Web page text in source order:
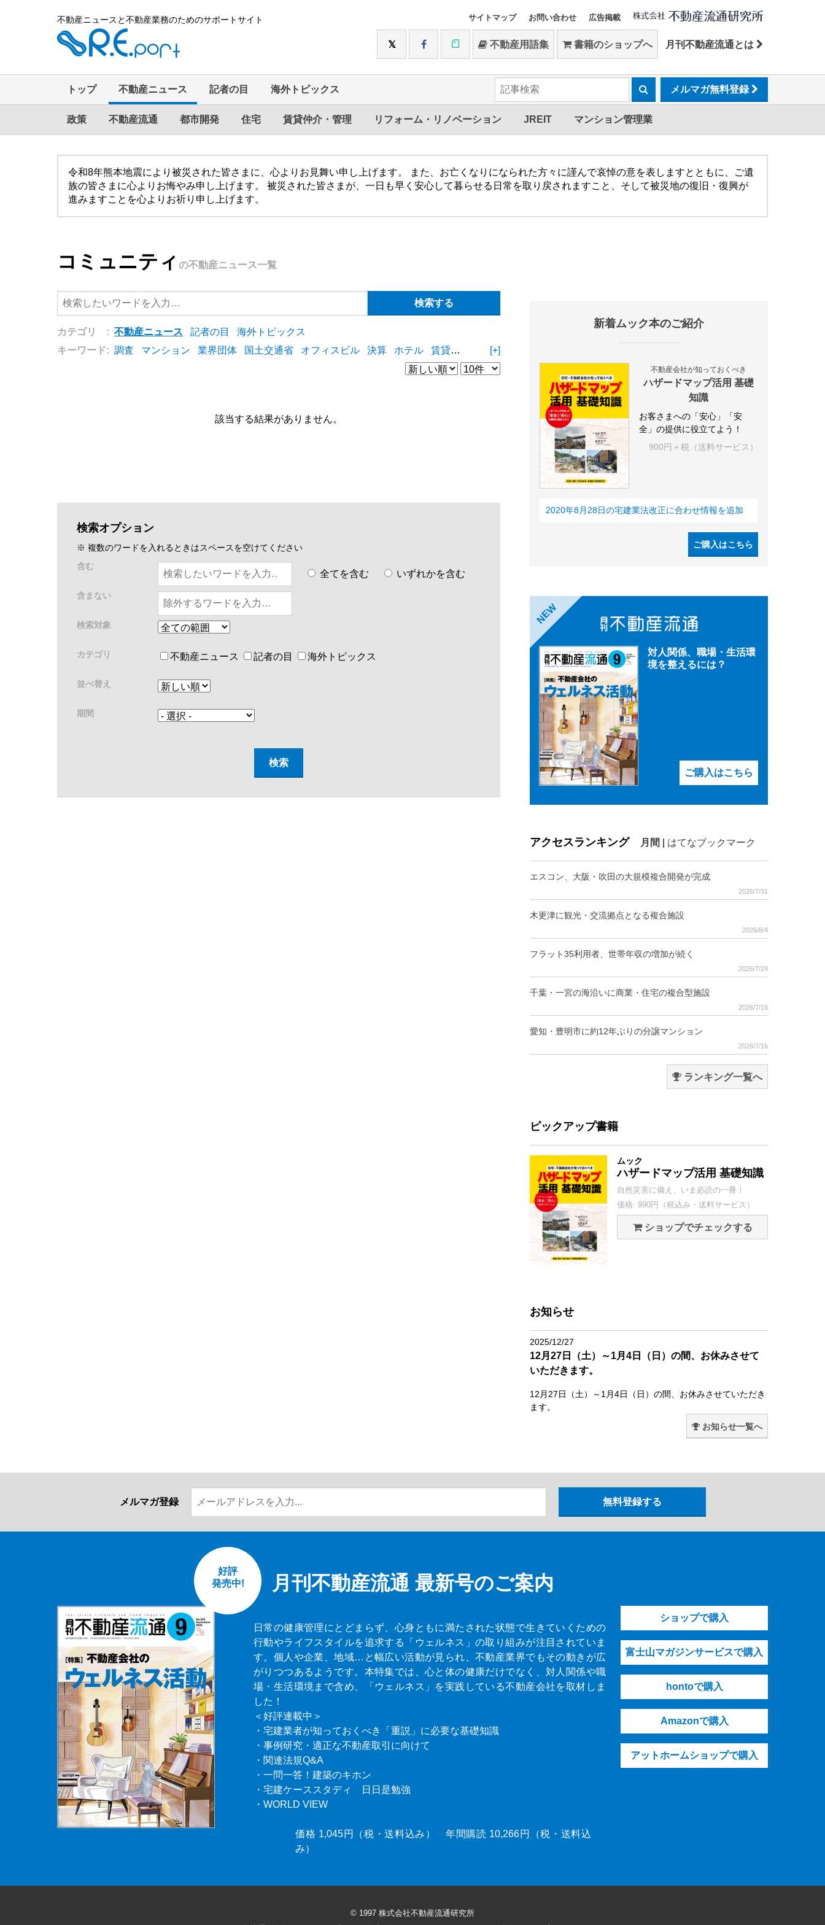
不動産ニュースと不動産業務のためのサポートサイト サイトマップ お問い合わせ 広告掲載
不動産用語集 書籍のショップへ 月刊不動産流通とは
トップ 不動産ニュース 記者の目 海外トピックス メルマガ無料登録
政策 不動産流通 都市開発 住宅 賃貸仲介・管理 リフォーム・リノベーション JREIT マンション管理業
令和8年熊本地震により被災された皆さまに、心よりお見舞い申し上げます。 また、お亡くなりになられた方々に謹んで哀悼の意を表しますとともに、ご遺
族の皆さまに心よりお悔やみ申し上げます。 被災された皆さまが、一日も早く安心して暮らせる日常を取り戻されますこと、そして被災地の復旧・復興が
進みますことを心よりお祈り申し上げます。
コミュニティ の不動産ニュース一覧
カテゴリ : 不動産ニュース 記者の目
海外トピックス
キーワード: 調査 マンション 業界団体 国土交通省 オフィスビル 決算 ホテル 賃貸住宅 物流施設
[+]
該当する結果がありません。
検索オプション
※ 複数のワードを入れるときはスペースを空けてください
含む
全てを含む いずれかを含む
含まない
検索対象
カテゴリ 不動産ニュース 記者の目 海外トピックス
並べ替え
期間
新着ムック本のご紹介
不動産会社が知っておくべき
ハザードマップ活用 基礎
知識
お客さまへの「安心」「安
全」の提供に役立てよう！
900円＋税（送料サービス）
2020年8月28日の宅建業法改正に合わせ情報を追加
ご購入はこちら
NEW
対人関係、職場・生活環
境を整えるには？
ご購入はこちら
アクセスランキング 月間 はてなブックマーク
エスコン、大阪・吹田の大規模複合開発が完成
2026/7/31
木更津に観光・交流拠点となる複合施設
2026/8/4
フラット35利用者、世帯年収の増加が続く
2026/7/24
千葉・一宮の海沿いに商業・住宅の複合型施設
2026/7/16
愛知・豊明市に約12年ぶりの分譲マンション
2026/7/16
ランキング一覧へ
ピックアップ書籍
ムック
ハザードマップ活用 基礎知識
自然災害に備え、いま必読の一冊！
価格: 990円（税込み・送料サービス）
ショップでチェックする
お知らせ
2025/12/27
12月27日（土）～1月4日（日）の間、お休みさせて
いただきます。
12月27日（土）～1月4日（日）の間、お休みさせていただき
ます。
お知らせ一覧へ
メルマガ登録
月刊不動産流通 最新号のご案内
好評
発売中!
日常の健康管理にとどまらず、心身ともに満たされた状態で生きていくための
行動やライフスタイルを追求する「ウェルネス」の取り組みが注目されていま
す。個人や企業、地域…と幅広い活動が見られ、不動産業界でもその動きが広
がりつつあるようです。本特集では、心と体の健康だけでなく、対人関係や職
場・生活環境まで含め、「ウェルネス」を実践している不動産会社を取材しま
した！
＜好評連載中＞
・宅建業者が知っておくべき「重説」に必要な基礎知識
・事例研究・適正な不動産取引に向けて
・関連法規Q&A
・一問一答！建築のキホン
・宅建ケーススタディ 日日是勉強
・WORLD VIEW
価格 1,045円（税・送料込み） 年間購読 10,266円（税・送料込
み）
ショップで購入
富士山マガジンサービスで購入
hontoで購入
Amazonで購入
アットホームショップで購入
© 1997 株式会社不動産流通研究所